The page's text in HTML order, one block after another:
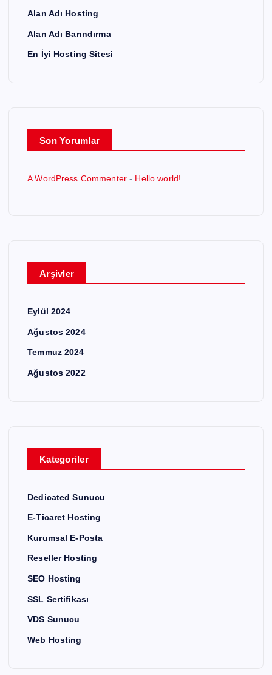
Alan Adı Hosting
Alan Adı Barındırma
En İyi Hosting Sitesi
Son Yorumlar
A WordPress Commenter - Hello world!
Arşivler
Eylül 2024
Ağustos 2024
Temmuz 2024
Ağustos 2022
Kategoriler
Dedicated Sunucu
E-Ticaret Hosting
Kurumsal E-Posta
Reseller Hosting
SEO Hosting
SSL Sertifikası
VDS Sunucu
Web Hosting